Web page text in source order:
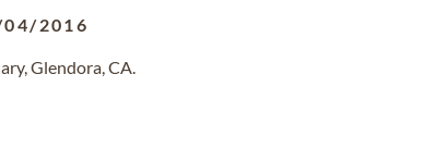
2016
Glendora, CA.